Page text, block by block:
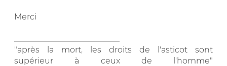
Merci
"après la mort, les droits de l'asticot sont
supérieur à ceux de l'homme"